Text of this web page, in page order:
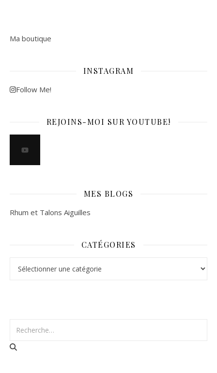
Ma boutique
INSTAGRAM
Follow Me!
REJOINS-MOI SUR YOUTUBE!
MES BLOGS
Rhum et Talons Aiguilles
CATÉGORIES